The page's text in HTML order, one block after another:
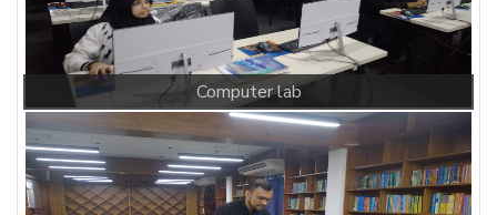
Computer lab 2
ভাইস চেয়ারম্যানের বার্তা
Null